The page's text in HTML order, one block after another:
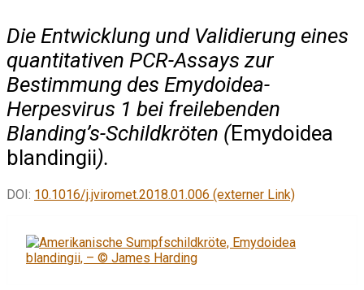
Die Entwicklung und Validierung eines
quantitativen PCR-Assays zur
Bestimmung des Emydoidea-
Herpesvirus 1 bei freilebenden
Blanding’s-Schildkröten (Emydoidea
blandingii).
DOI: 10.1016/j.jviromet.2018.01.006 (externer Link)